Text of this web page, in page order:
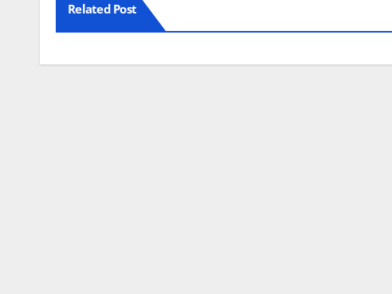
Related Post